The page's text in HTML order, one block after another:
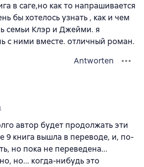
в саге,но как то напрашивается
бы хотелось узнать , как и чем
семьи Клэр и Джейми. я
с ними вместе. отличный роман.
Antworten
автор будет продолжать эти
9 книга вышла в переводе, и, по-
но пока не переведена...
но... когда-нибудь это